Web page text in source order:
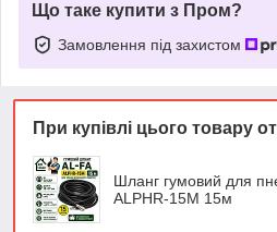
Що таке купити з Пром?
Замовлення під захистом
При купівлі цього товару
Шланг гумовий для
ALPHR-15M 15м